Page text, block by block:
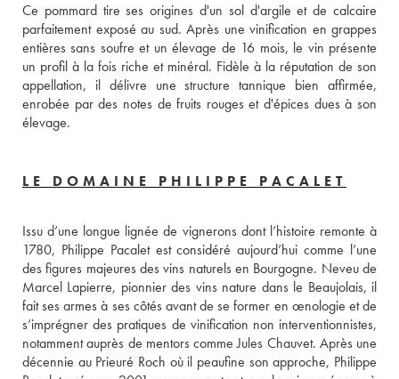
Ce pommard tire ses origines d'un sol d'argile et de calcaire
parfaitement exposé au sud. Après une vinification en grappes
entières sans soufre et un élevage de 16 mois, le vin présente
un profil à la fois riche et minéral. Fidèle à la réputation de son
appellation, il délivre une structure tannique bien affirmée,
enrobée par des notes de fruits rouges et d'épices dues à son
élevage.
LE DOMAINE PHILIPPE PACALET
Issu d’une longue lignée de vignerons dont l’histoire remonte à
1780, Philippe Pacalet est considéré aujourd’hui comme l’une
des figures majeures des vins naturels en Bourgogne. Neveu de
Marcel Lapierre, pionnier des vins nature dans le Beaujolais, il
fait ses armes à ses côtés avant de se former en œnologie et de
s’imprégner des pratiques de vinification non interventionnistes,
notamment auprès de mentors comme Jules Chauvet. Après une
décennie au Prieuré Roch où il peaufine son approche, Philippe